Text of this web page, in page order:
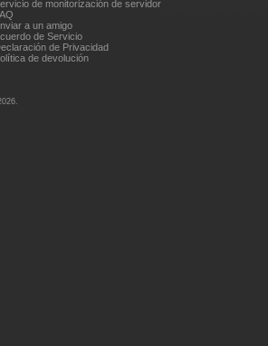
de monitorización de servidor
a un amigo
de Servicio
de Privacidad
de devolución